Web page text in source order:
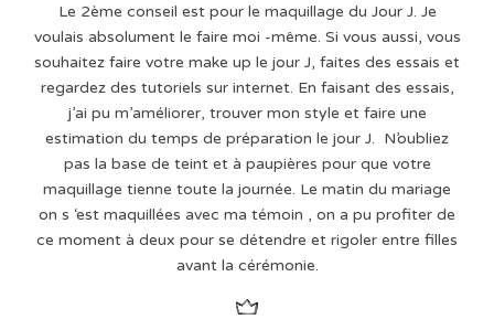
Le 2ème conseil est pour le maquillage du Jour J. Je
voulais absolument le faire moi -même. Si vous aussi, vous
souhaitez faire votre make up le jour J, faites des essais et
regardez des tutoriels sur internet. En faisant des essais,
j’ai pu m’améliorer, trouver mon style et faire une
estimation du temps de préparation le jour J. N’oubliez
pas la base de teint et à paupières pour que votre
maquillage tienne toute la journée. Le matin du mariage
on s ‘est maquillées avec ma témoin , on a pu profiter de
ce moment à deux pour se détendre et rigoler entre filles
avant la cérémonie.